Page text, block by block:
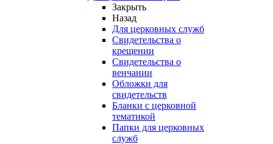
Закрыть
Назад
Для церковных служб
Свидетельства о
крещении
Свидетельства о
венчании
Обложки для
свидетельств
Бланки с церковной
тематикой
Папки для церковных
служб